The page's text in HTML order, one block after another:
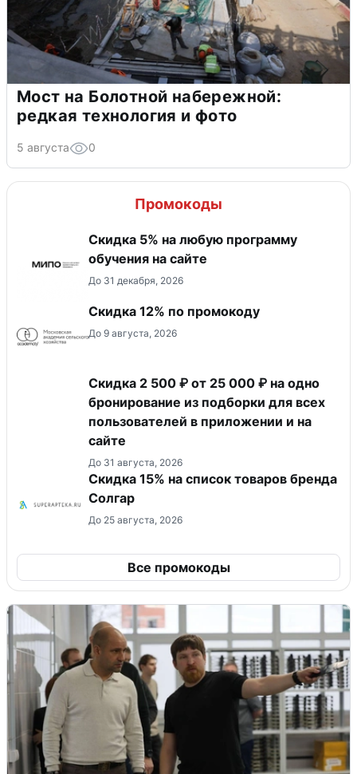
Мост на Болотной набережной:
редкая технология и фото
5 августа 0
Промокоды
Скидка 5% на любую программу
обучения на сайте
До 31 декабря, 2026
Скидка 12% по промокоду
До 9 августа, 2026
Скидка 2 500 ₽ от 25 000 ₽ на одно
бронирование из подборки для всех
пользователей в приложении и на
сайте
До 31 августа, 2026
Скидка 15% на список товаров бренда
Солгар
До 25 августа, 2026
Все промокоды